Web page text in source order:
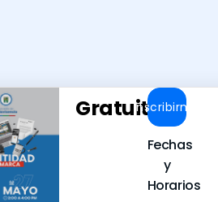
GratuitoInscribirme
Fechas
y
Horarios